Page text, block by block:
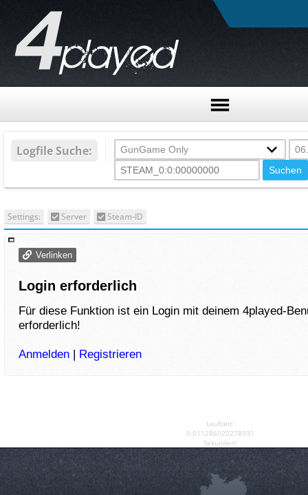
Logfile Suche:
Settings: Server Steam-ID
Verlinken
Login erforderlich
Für diese Funktion ist ein Login mit deinem 4played-
erforderlich!
Anmelden | Registrieren
Laufzeit:
0.011286020278931
Sekunden!